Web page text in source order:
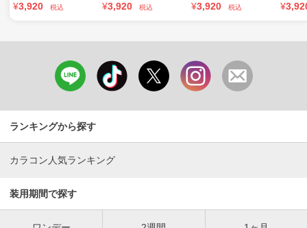
¥3,920 税込 ¥3,920 税込 ¥3,920 税込 ¥
ランキングから探す
カラコン人気ランキング
装用期間で探す